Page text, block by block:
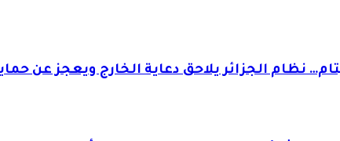
نظام الجزائر يلاحق دعاية الخارج ويعجز عن